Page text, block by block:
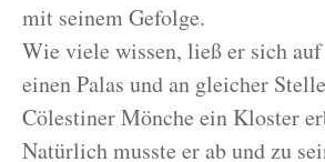
mit seinem Gefolge.
Wie viele wissen, ließ er sich
einen Palas und an gleicher
Cölestiner Mönche ein Kloster
Natürlich musste er ab und zu